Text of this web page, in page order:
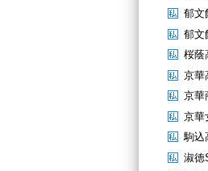
郁文
郁文
桜蔭
京華
京華
京華
駒込
淑徳